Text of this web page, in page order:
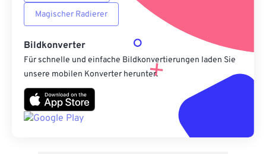
Magischer Radierer
Bildkonverter
Für schnelle und einfache Bildkonvertierungen laden Sie
unsere mobilen Konverter herunter.